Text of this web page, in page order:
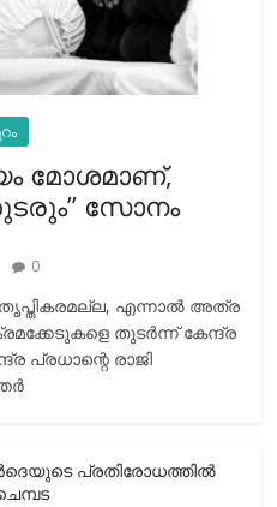
മോശമാണ്,
സോനം
0
എന്നാൽ അത്ര
തുടർന്ന് കേന്ദ്ര
പ്രധാന്റെ രാജി
പ്രതിരോധത്തില്‍